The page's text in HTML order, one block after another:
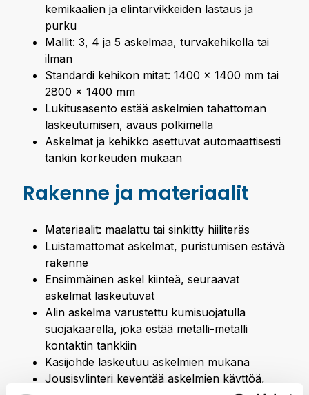
kemikaalien ja elintarvikkeiden lastaus ja
purku
Mallit: 3, 4 ja 5 askelmaa, turvakehikolla tai
ilman
Standardi kehikon mitat: 1400 x 1400 mm tai
2800 x 1400 mm
Lukitusasento estää askelmien tahattoman
laskeutumisen, avaus polkimella
Askelmat ja kehikko asettuvat automaattisesti
tankin korkeuden mukaan
Rakenne ja materiaalit
Materiaalit: maalattu tai sinkitty hiiliteräs
Luistamattomat askelmat, puristumisen estävä
rakenne
Ensimmäinen askel kiinteä, seuraavat
askelmat laskeutuvat
Alin askelma varustettu kumisuojatulla
suojakaarella, joka estää metalli-metalli
kontaktin tankkiin
Käsijohde laskeutuu askelmien mukana
Jousisylinteri keventää askelmien käyttöä,